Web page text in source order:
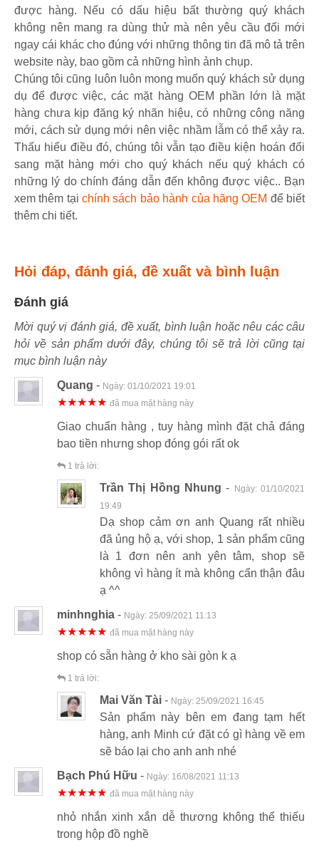
được hàng. Nếu có dấu hiệu bất thường quý khách
không nên mang ra dùng thử mà nên yêu cầu đổi mới
ngay cái khác cho đúng với những thông tin đã mô tả trên
website này, bao gồm cả những hình ảnh chụp.
Chúng tôi cũng luôn luôn mong muốn quý khách sử dụng
dụ để được việc, các mặt hàng OEM phần lớn là mặt
hàng chưa kịp đăng ký nhãn hiệu, có những công năng
mới, cách sử dụng mới nên việc nhầm lẫm có thể xảy ra.
Thấu hiểu điều đó, chúng tôi vẫn tạo điều kiện hoán đổi
sang mặt hàng mới cho quý khách nếu quý khách có
những lý do chính đáng dẫn đến không được việc.. Bạn
xem thêm tạichính sách bảo hành của hãng OEM để biết
thêm chi tiết.
Hỏi đáp, đánh giá, đề xuất và bình luận
Đánh giá
Mời quý vị đánh giá, đề xuất, bình luận hoặc nêu các câu
hỏi về sản phẩm dưới đây, chúng tôi sẽ trả lời cũng tại
mục bình luận này
Quang - Ngày: 01/10/2021 19:01
★★★★★ đã mua mặt hàng này
Giao chuẩn hàng , tuy hàng mình đặt chả đáng
bao tiền nhưng shop đóng gói rất ok
1 trả lời:
Trần Thị Hồng Nhung - Ngày:01/10/2021
19:49
Dạ shop cảm ơn anh Quang rất nhiều
đã ủng hộ ạ, với shop, 1 sản phẩm cũng
là 1 đơn nên anh yên tâm, shop sẽ
không vì hàng ít mà không cẩn thận đâu
ạ ^^
minhnghia - Ngày: 25/09/2021 11:13
★★★★★ đã mua mặt hàng này
shop có sẵn hàng ở kho sài gòn k ạ
1 trả lời:
Mai Văn Tài - Ngày: 25/09/2021 16:45
Sản phẩm này bên em đang tạm hết
hàng, anh Minh cứ đặt có gì hàng về em
sẽ báo lại cho anh anh nhé
Bạch Phú Hữu - Ngày: 16/08/2021 11:13
★★★★★ đã mua mặt hàng này
nhỏ nhắn xinh xắn dễ thương không thể thiếu
trong hộp đồ nghề